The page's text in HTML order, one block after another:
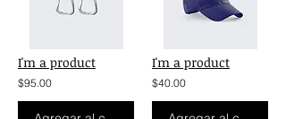
I'm a product
$95.00
I'm a product
$40.00